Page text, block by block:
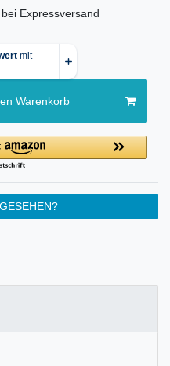
Expressversand
Warenkorb